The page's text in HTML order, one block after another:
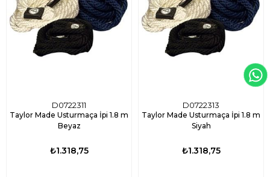
D0722311
Taylor Made Usturmaça İpi 1.8 m
Beyaz
₺1.318,75
D0722313
Taylor Made Usturmaça İpi 1.8 m
Siyah
₺1.318,75